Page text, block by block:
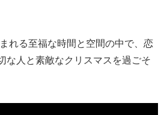
れる至福な時間と空間の中で、恋
な人と素敵なクリスマスを過ごそ